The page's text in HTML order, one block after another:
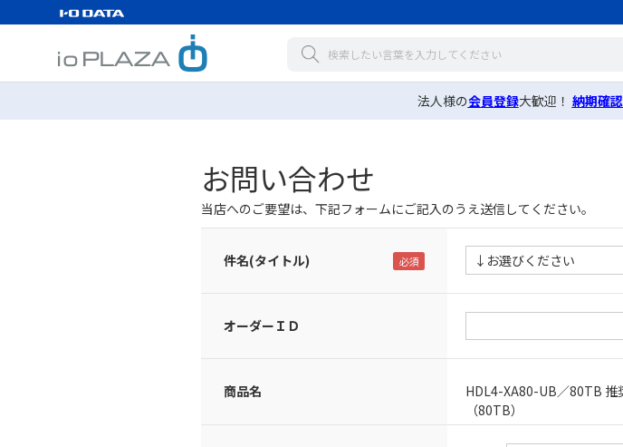
法人様の会員登録大歓迎！ 納期確
お問い合わせ
当店へのご要望は、下記フォームにご記入のうえ送信してください。
件名(タイトル)
オーダーＩＤ
商品名
HDL4-XA80-UB／80TB 推
（80TB）